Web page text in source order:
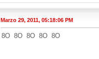
Marzo 29, 2011, 05:18:06 PM
8O 8O 8O 8O 8O